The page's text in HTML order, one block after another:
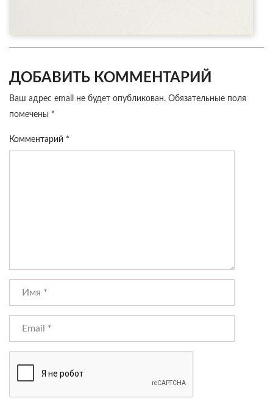
ДОБАВИТЬ КОММЕНТАРИЙ
Ваш адрес email не будет опубликован. Обязательные поля
помечены *
Комментарий *